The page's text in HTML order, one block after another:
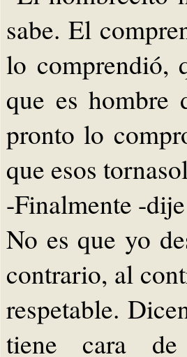
sabe. El
lo comprendió,
que es hombre
pronto lo
que esos
-Finalmente -
No es que yo
contrario, al
respetable.
tiene cara